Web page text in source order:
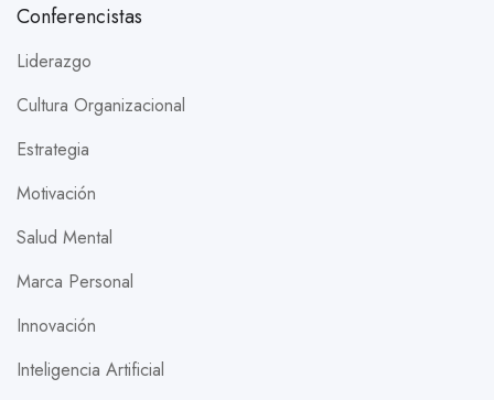
Conferencistas
Liderazgo
Cultura Organizacional
Estrategia
Motivación
Salud Mental
Marca Personal
Innovación
Inteligencia Artificial